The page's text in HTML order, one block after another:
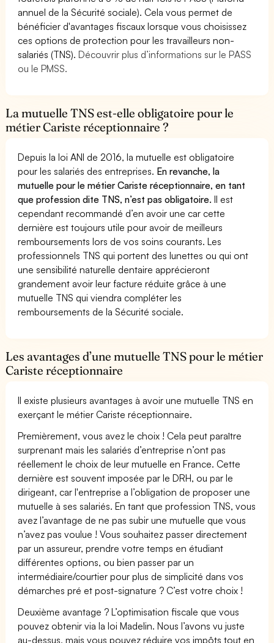
annuel de la Sécurité sociale). Cela vous permet de
bénéficier d'avantages fiscaux lorsque vous choisissez
ces options de protection pour les travailleurs non-
salariés (TNS).Découvrir plus d’informations sur le PASS
ou le PMSS.
La mutuelle TNS est-elle obligatoire pour le
métier Cariste réceptionnaire ?
Depuis la loi ANI de 2016, la mutuelle est obligatoire
pour les salariés des entreprises. En revanche, la
mutuelle pour le métier Cariste réceptionnaire, en tant
que profession dite TNS, n’est pas obligatoire.Il est
cependant recommandé d’en avoir une car cette
dernière est toujours utile pour avoir de meilleurs
remboursements lors de vos soins courants. Les
professionnels TNS qui portent des lunettes ou qui ont
une sensibilité naturelle dentaire apprécieront
grandement avoir leur facture réduite grâce à une
mutuelle TNS qui viendra compléter les
remboursements de la Sécurité sociale.
Les avantages d’une mutuelle TNS pour le métier
Cariste réceptionnaire
Il existe plusieurs avantages à avoir une mutuelle TNS en
exerçant le métier Cariste réceptionnaire.
Premièrement, vous avez le choix ! Cela peut paraître
surprenant mais les salariés d’entreprise n’ont pas
réellement le choix de leur mutuelle en France. Cette
dernière est souvent imposée par le DRH, ou par le
dirigeant, car l'entreprise a l’obligation de proposer une
mutuelle à ses salariés. En tant que profession TNS, vous
avez l’avantage de ne pas subir une mutuelle que vous
n’avez pas voulue ! Vous souhaitez passer directement
par un assureur, prendre votre temps en étudiant
différentes options, ou bien passer par un
intermédiaire/courtier pour plus de simplicité dans vos
démarches pré et post-signature ? C’est votre choix !
Deuxième avantage ? L’optimisation fiscale que vous
pouvez obtenir via la loi Madelin. Nous l’avons vu juste
au-dessus, mais vous pouvez réduire vos impôts tout en